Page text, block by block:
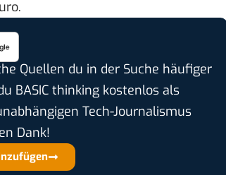
Quellen du in der Suche häufiger
BASIC thinking kostenlos als
Tech-Journalismus
Dank!